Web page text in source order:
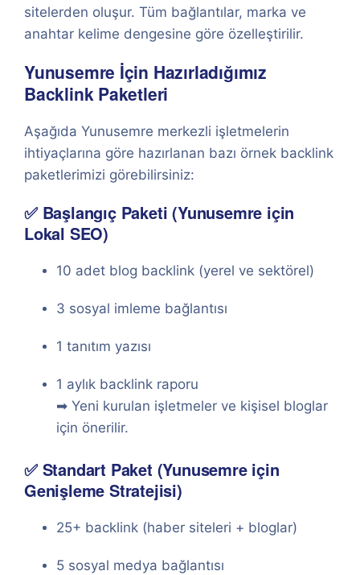
sitelerden oluşur. Tüm bağlantılar, marka ve
anahtar kelime dengesine göre özelleştirilir.
Yunusemre İçin Hazırladığımız
Backlink Paketleri
Aşağıda Yunusemre merkezli işletmelerin
ihtiyaçlarına göre hazırlanan bazı örnek backlink
paketlerimizi görebilirsiniz:
✅ Başlangıç Paketi (Yunusemre için
Lokal SEO)
10 adet blog backlink (yerel ve sektörel)
3 sosyal imleme bağlantısı
1 tanıtım yazısı
1 aylık backlink raporu
➡ Yeni kurulan işletmeler ve kişisel bloglar
için önerilir.
✅ Standart Paket (Yunusemre için
Genişleme Stratejisi)
25+ backlink (haber siteleri + bloglar)
5 sosyal medya bağlantısı